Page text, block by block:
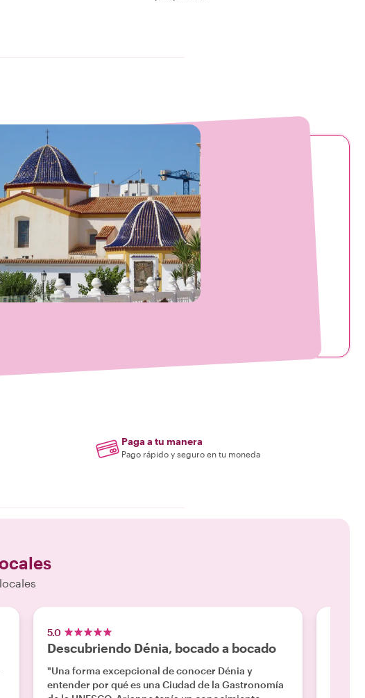
Paga a tu manera
Pago rápido y seguro en tu moneda
5.0
Descubriendo Dénia, bocado a bocado
"Una forma excepcional de conocer Dénia y
entender por qué es una Ciudad de la Gastronomía